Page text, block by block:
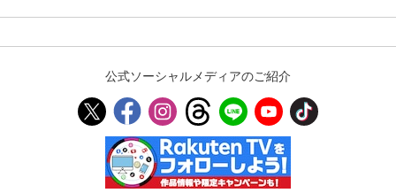
サイト内の閲覧履歴を確認できます。履歴
の削除も可能です。
サイト内で表示される作品の表示制限が可
能です。5段階の年齢区分から選択できま
す。
公式ソーシャルメディアのご紹介